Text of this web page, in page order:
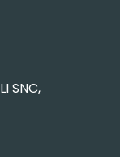
SNC,